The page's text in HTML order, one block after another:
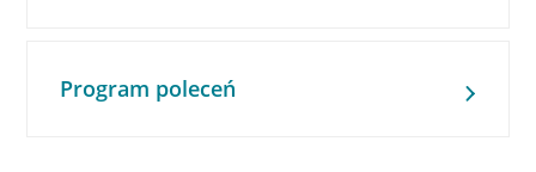
Program poleceń